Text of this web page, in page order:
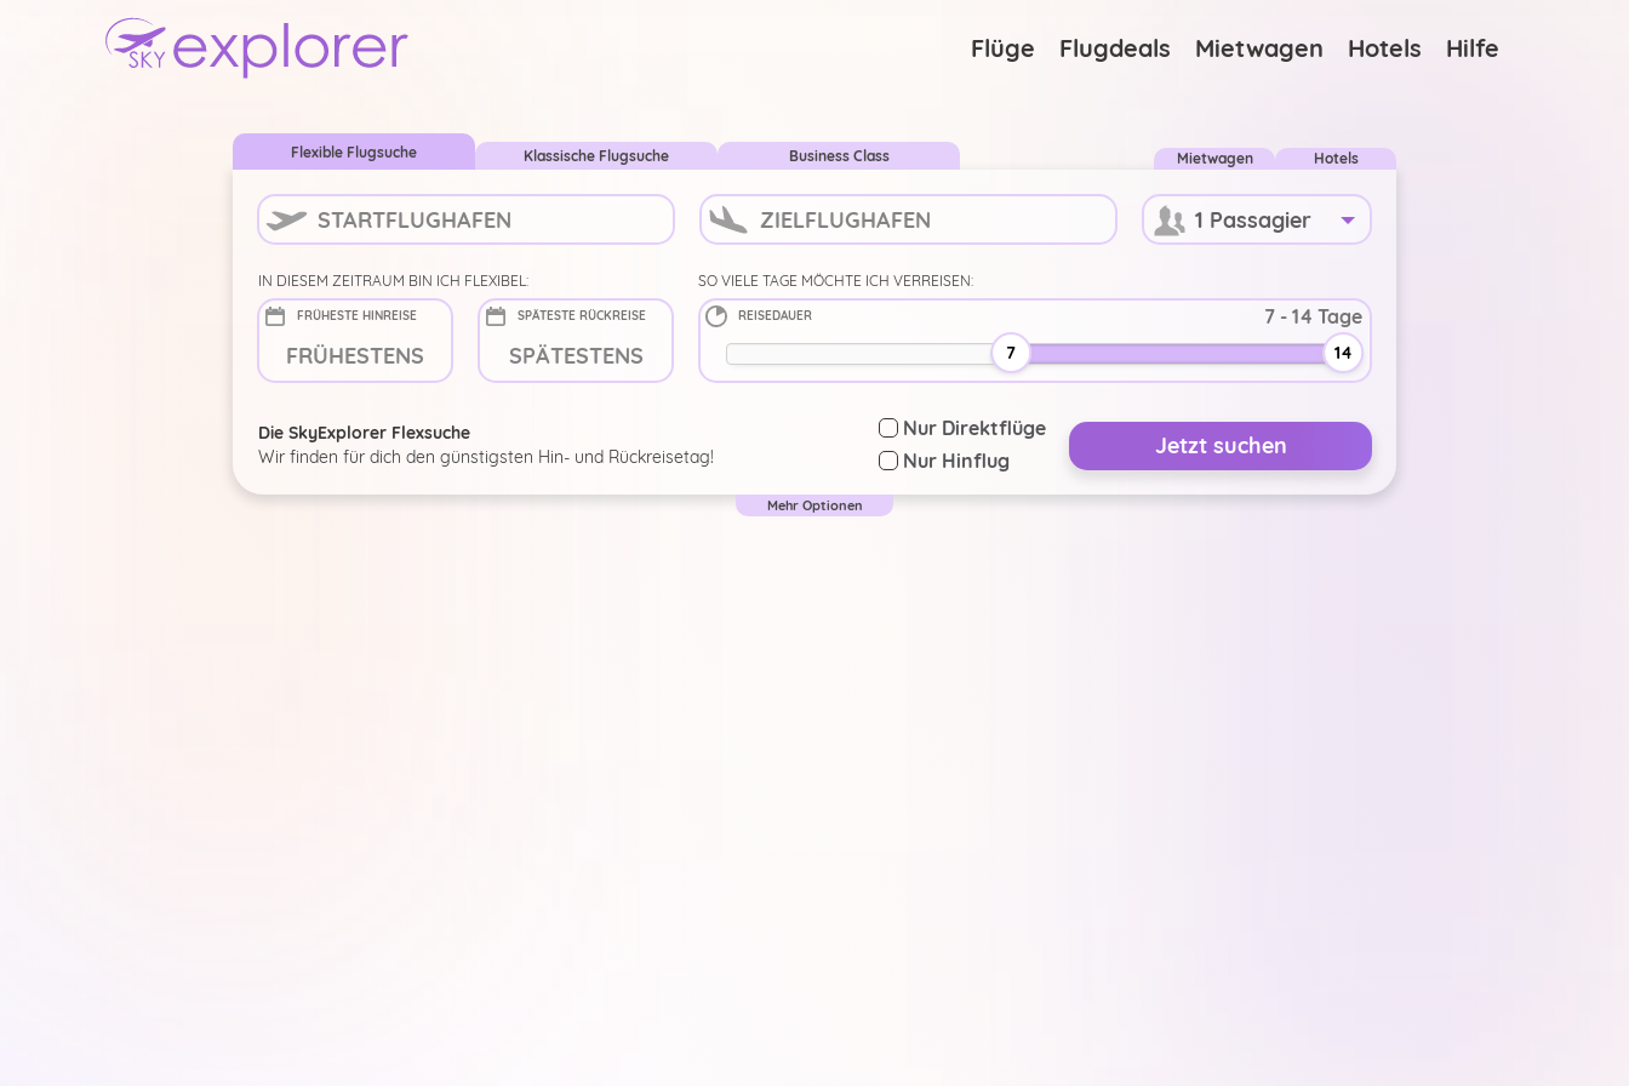
Flüge Flugdeals Mietwagen Hotels Hilfe
Flexible Flugsuche Klassische Flugsuche Business Class Mietwagen Hotels
1 Passagier
+
IN DIESEM ZEITRAUM BIN ICH FLEXIBEL: SO VIELE TAGE MÖCHTE ICH VERREISEN:
FRÜHESTE HINREISE SPÄTESTE RÜCKREISE REISEDAUER
7 14
Die SkyExplorer Flexsuche
Wir finden für dich den günstigsten Hin- und Rückreisetag!
Nur Direktflüge
Nur Hinflug
Jetzt suchen
Mehr Optionen